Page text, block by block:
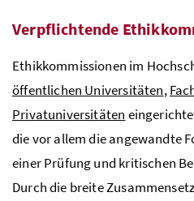
Verpflichtende
Ethikkommissionen im
öffentlichen Universitäten,
Privatuniversitäten
die vor allem die angewandte
einer Prüfung und kritischen
Durch die breite